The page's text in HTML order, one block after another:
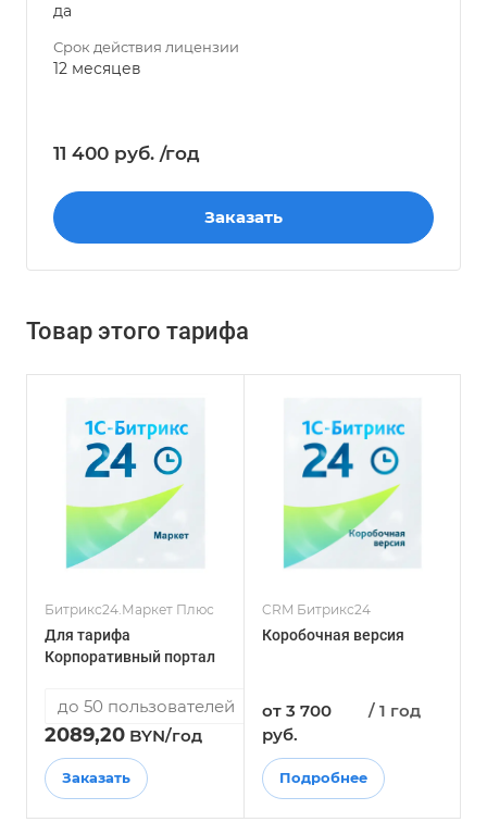
да
Срок действия лицензии
12 месяцев
11 400 руб. /год
Заказать
Товар этого тарифа
Битрикс24.Маркет Плюс
Для тарифа
Корпоративный портал
2089,20 BYN/год
Заказать
CRM Битрикс24
Коробочная версия
от 3 700
руб.
/ 1 год
Подробнее